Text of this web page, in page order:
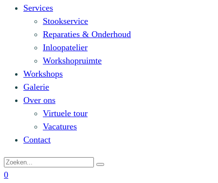
Services
Stookservice
Reparaties & Onderhoud
Inloopatelier
Workshopruimte
Workshops
Galerie
Over ons
Virtuele tour
Vacatures
Contact
0